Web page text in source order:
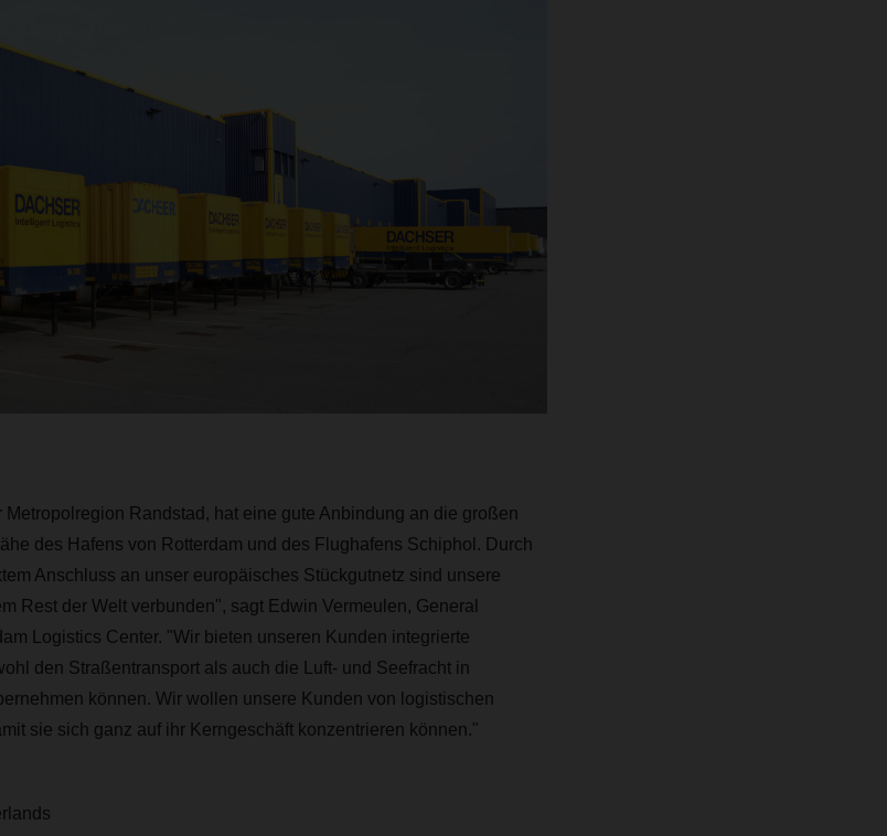
Randstad, hat eine gute Anbindung an die großen
des Hafens von Rotterdam und des Flughafens Schiphol. Durch
Anschluss an unser europäisches Stückgutnetz sind unsere
Rest der Welt verbunden", sagt Edwin Vermeulen, General
Logistics Center. "Wir bieten unseren Kunden integrierte
den Straßentransport als auch die Luft- und Seefracht in
können. Wir wollen unsere Kunden von logistischen
sie sich ganz auf ihr Kerngeschäft konzentrieren können."